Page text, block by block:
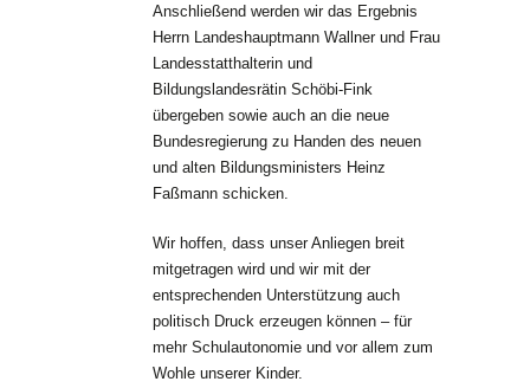
Anschließend werden wir das Ergebnis
Herrn Landeshauptmann Wallner und Frau
Landesstatthalterin und
Bildungslandesrätin Schöbi-Fink
übergeben sowie auch an die neue
Bundesregierung zu Handen des neuen
und alten Bildungsministers Heinz
Faßmann schicken.
Wir hoffen, dass unser Anliegen breit
mitgetragen wird und wir mit der
entsprechenden Unterstützung auch
politisch Druck erzeugen können – für
mehr Schulautonomie und vor allem zum
Wohle unserer Kinder.